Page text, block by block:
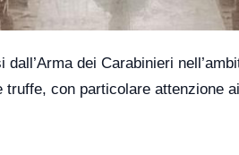
dei Carabinieri
con particolare attenzione